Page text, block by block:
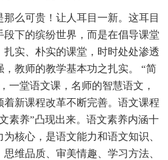
么可贵！让人耳目一新。这耳目
下的缤纷世界，而是在倡导课堂
实、朴实的课堂，时时处处渗透
教师的教学基本功之扎实。 “简
一堂语文课，名师的智慧语文，
新课程改革不断完善。语文课程
素养”凸现出来。语文素养内涵十
核心，是语文能力和语文知识、
维品质、审美情趣、学习方法、